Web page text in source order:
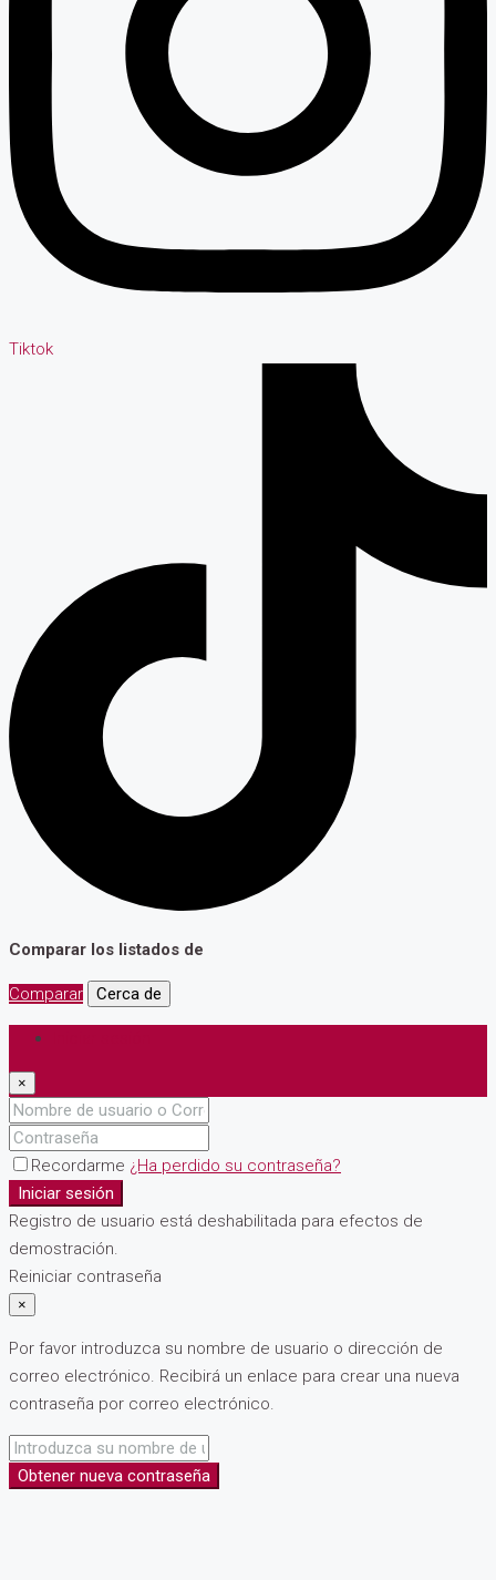
Tiktok
Comparar los listados de
Comparar Cerca de
×
Recordarme ¿Ha perdido su contraseña?
Iniciar sesión
Registro de usuario está deshabilitada para efectos de
demostración.
Reiniciar contraseña
×
Por favor introduzca su nombre de usuario o dirección de
correo electrónico. Recibirá un enlace para crear una nueva
contraseña por correo electrónico.
Obtener nueva contraseña